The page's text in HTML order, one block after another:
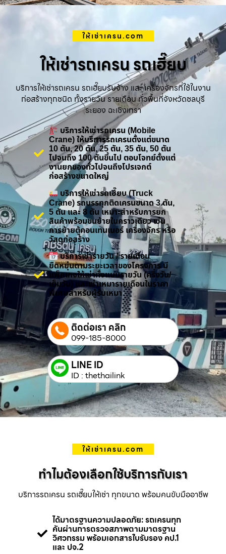
ให้เช่าเครน.com
ให้เช่ารถเครน รถเฮี๊ยบ
บริการให้เช่ารถเครน รถเฮี๊ยบรับจ้าง และ เครื่องจักรที่ใช้ในงาน
ก่อสร้างทุกชนิด ทั้งรายวัน รายเดือน ทั่วพื้นที่จังหวัดชลบุรี
ระยอง ฉะเชิงเทรา
บริการให้เช่ารถเครน (Mobile
Crane) ให้บริการรถเครนตั้งแต่ขนาด
10 ตัน, 20 ตัน, 25 ตัน, 35 ตัน, 50 ตัน
ไปจนถึง 100 ตันขึ้นไป ตอบโจทย์ตั้งแต่
งานยกของทั่วไปจนถึงโปรเจกต์
ก่อสร้างขนาดใหญ่
บริการให้เช่ารถเฮี๊ยบ (Truck
Crane) รถบรรทุกติดเครนขนาด 3 ตัน,
5 ตัน และ 8 ตัน เหมาะสำหรับการยก
สินค้าพร้อมขนย้ายในคราวเดียว เช่น
การย้ายตู้คอนเทนเนอร์ เครื่องจักร หรือ
วัสดุก่อสร้าง
บริการเช่ารายวัน / รายเดือน
ยืดหยุ่นตามระยะเวลาของโครงการ มี
แพ็กเกจให้เช่าทั้งแบบรายวัน (ครึ่งวัน/
เต็มวัน) และเช่าเหมารายเดือนในราคา
พิเศษสำหรับผู้รับเหมา
ติดต่อเรา คลิก
099-185-8000
LINE ID
ID : thethailink
ให้เช่าเครน.com
ทำไมต้องเลือกใช้บริการกับเรา
บริการรถเครน รถเฮี๊ยบให้เช่า ทุกขนาด พร้อมคนขับมืออาชีพ
ได้มาตรฐานความปลอดภัย: รถเครนทุก
คันผ่านการตรวจสภาพตามมาตรฐาน
วิศวกรรม พร้อมเอกสารใบรับรอง คป.1
และ ปจ.2